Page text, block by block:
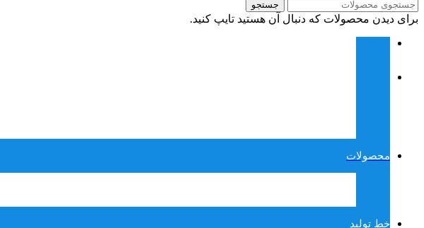
جستجو
برای دیدن محصولات که دنبال آن هستید تایپ کنید.
محصولات
خط تولید